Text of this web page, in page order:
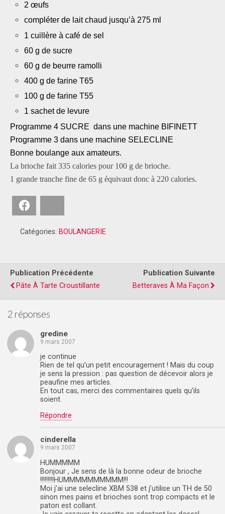
2 œufs
compléter de lait chaud jusqu’à 275 ml
1 cuillère à café de sel
60 g de sucre
60 g de beurre ramolli
400 g de farine T65
100 g de farine T55
1 sachet de levure
Programme 4 SUCRE dans une machine BIFINETT
Programme 3 dans une machine SELECLINE
Bonne boulange aux amateurs.
La brioche fait 335 calories pour 100 g de brioche.
1 grande tranche fine de 65 g équivaut donc à 220 calories.
Catégories: BOULANGERIE
Publication Précédente
Pâte À Tarte Croustillante
Publication Suivante
Betteraves À Ma Façon
2 réponses
gredine
9 mars 2007
je continue
Rien de tel qu’un petit encouragement ! Mais du coup
je sens la pression : pas question de décevoir alors je
peaufine mes articles.
En tout cas, merci des commentaires quels qu’ils
soient.
Répondre
cinderella
9 mars 2007
HUMMMMM
Bonjour , Je sens de là la bonne odeur de brioche
!!!!!!!!!HUMMMMMMMMMM!!!
Moi j’ai une selecline XBM 538 et j’utilise un TH de 50
sinon mes pains et brioches sont trop compacts et le
paton est collant.